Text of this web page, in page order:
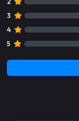
3
4
5